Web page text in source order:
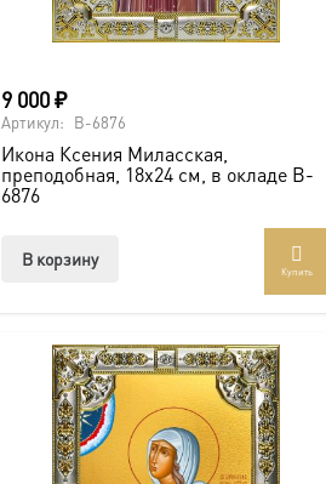
9 000₽
Артикул: B-6876
Икона Ксения Миласская,
преподобная, 18х24 см, в окладе B-
6876
В корзину
Купить